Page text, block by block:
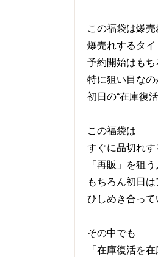
この福袋は爆売
爆売れするタイ
予約開始はも
特に狙い目なの
初日の“在庫復
この福袋は
すぐに品切れす
「再販」を狙
もちろん初日
ひしめき合っ
その中でも
「在庫復活を